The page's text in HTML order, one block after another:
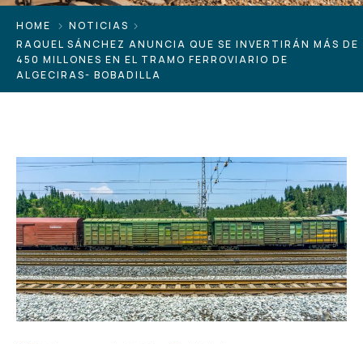
HOME
NOTICIAS
RAQUEL SÁNCHEZ ANUNCIA QUE SE INVERTIRÁN MÁS DE
450 MILLONES EN EL TRAMO FERROVIARIO DE
ALGECIRAS- BOBADILLA